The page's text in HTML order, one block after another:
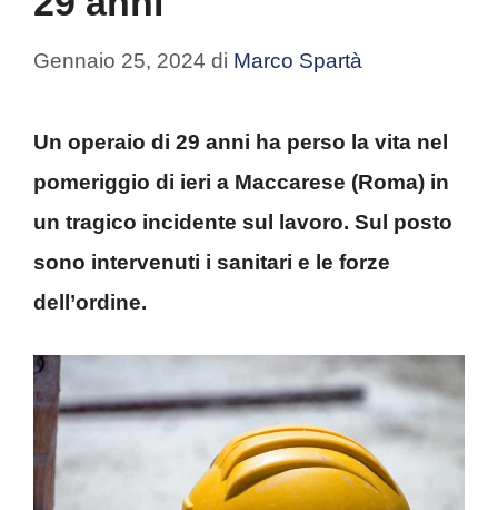
Gennaio 25, 2024 di Marco Spartà
Un operaio di 29 anni ha perso la vita nel
pomeriggio di ieri a Maccarese (Roma) in
un tragico incidente sul lavoro. Sul posto
sono intervenuti i sanitari e le forze
dell’ordine.